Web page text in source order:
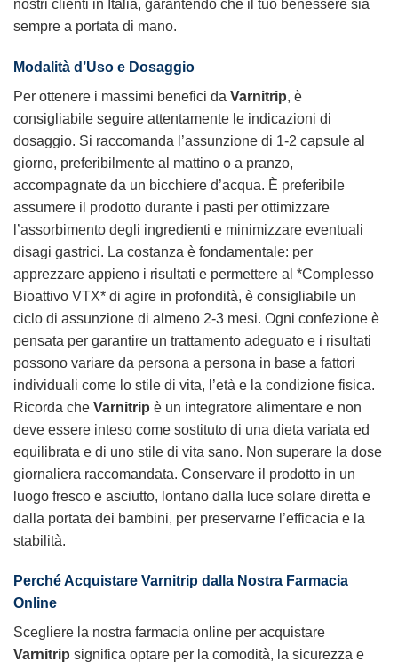
nostri clienti in Italia, garantendo che il tuo benessere sia
sempre a portata di mano.
Modalità d’Uso e Dosaggio
Per ottenere i massimi benefici da Varnitrip, è
consigliabile seguire attentamente le indicazioni di
dosaggio. Si raccomanda l’assunzione di 1-2 capsule al
giorno, preferibilmente al mattino o a pranzo,
accompagnate da un bicchiere d’acqua. È preferibile
assumere il prodotto durante i pasti per ottimizzare
l’assorbimento degli ingredienti e minimizzare eventuali
disagi gastrici. La costanza è fondamentale: per
apprezzare appieno i risultati e permettere al *Complesso
Bioattivo VTX* di agire in profondità, è consigliabile un
ciclo di assunzione di almeno 2-3 mesi. Ogni confezione è
pensata per garantire un trattamento adeguato e i risultati
possono variare da persona a persona in base a fattori
individuali come lo stile di vita, l’età e la condizione fisica.
Ricorda che Varnitrip è un integratore alimentare e non
deve essere inteso come sostituto di una dieta variata ed
equilibrata e di uno stile di vita sano. Non superare la dose
giornaliera raccomandata. Conservare il prodotto in un
luogo fresco e asciutto, lontano dalla luce solare diretta e
dalla portata dei bambini, per preservarne l’efficacia e la
stabilità.
Perché Acquistare Varnitrip dalla Nostra Farmacia
Online
Scegliere la nostra farmacia online per acquistare
Varnitrip significa optare per la comodità, la sicurezza e